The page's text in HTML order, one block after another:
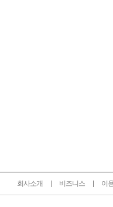
회사소개 비즈니스 이